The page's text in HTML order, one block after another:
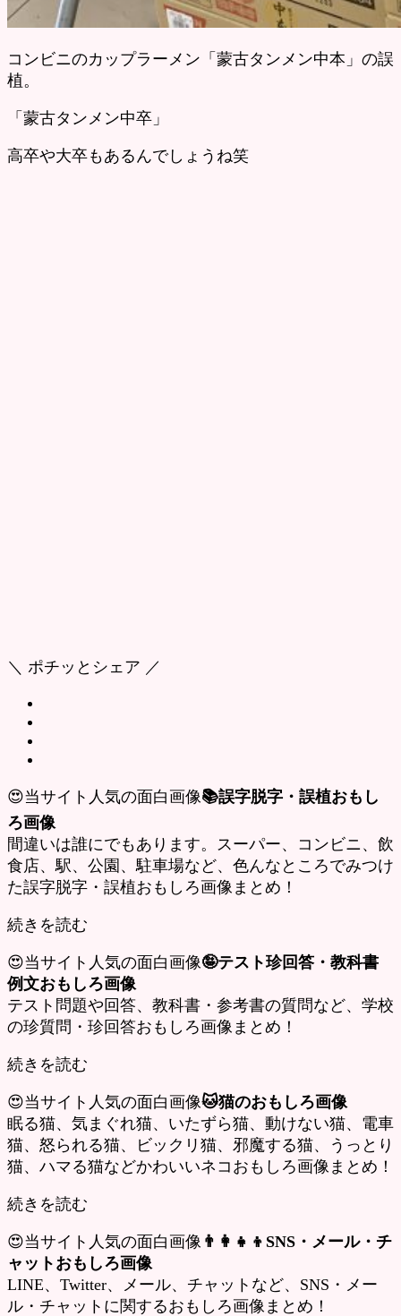
コンビニのカップラーメン「蒙古タンメン中本」の誤
植。
「蒙古タンメン中卒」
高卒や大卒もあるんでしょうね笑
＼ ポチッとシェア ／
😍当サイト人気の面白画像📚誤字脱字・誤植おもし
ろ画像
間違いは誰にでもあります。スーパー、コンビニ、飲
食店、駅、公園、駐車場など、色んなところでみつけ
た誤字脱字・誤植おもしろ画像まとめ！
続きを読む
😍当サイト人気の面白画像🤪テスト珍回答・教科書
例文おもしろ画像
テスト問題や回答、教科書・参考書の質問など、学校
の珍質問・珍回答おもしろ画像まとめ！
続きを読む
😍当サイト人気の面白画像🐱猫のおもしろ画像
眠る猫、気まぐれ猫、いたずら猫、動けない猫、電車
猫、怒られる猫、ビックリ猫、邪魔する猫、うっとり
猫、ハマる猫などかわいいネコおもしろ画像まとめ！
続きを読む
😍当サイト人気の面白画像 👨‍👩‍👧‍👦SNS・メール・チ
ャットおもしろ画像
LINE、Twitter、メール、チャットなど、SNS・メー
ル・チャットに関するおもしろ画像まとめ！